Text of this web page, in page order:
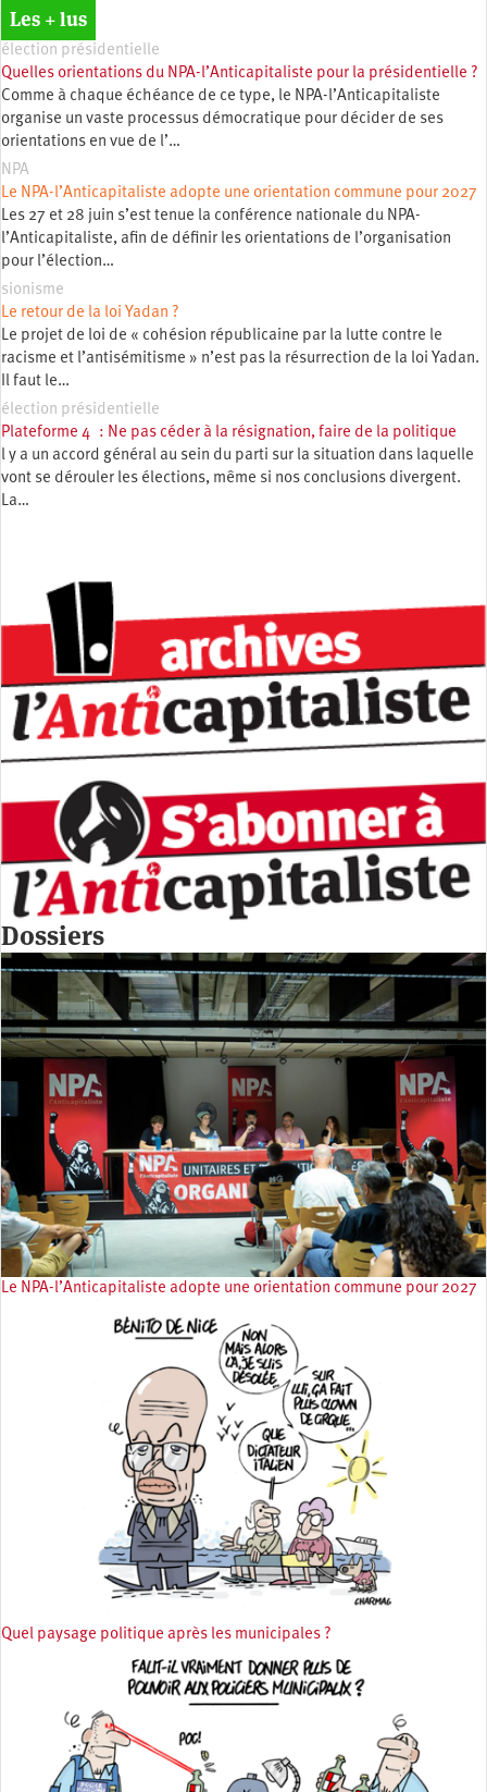
Les + lus
élection présidentielle
Quelles orientations du NPA-l’Anticapitaliste pour la présidentielle ?
Comme à chaque échéance de ce type, le NPA-l’Anticapitaliste
organise un vaste processus démocratique pour décider de ses
orientations en vue de l’…
NPA
Le NPA-l’Anticapitaliste adopte une orientation commune pour 2027
Les 27 et 28 juin s’est tenue la conférence nationale du NPA-
l’Anticapitaliste, afin de définir les orientations de l’organisation
pour l’élection…
sionisme
Le retour de la loi Yadan ?
Le projet de loi de « cohésion républicaine par la lutte contre le
racisme et l’antisémitisme » n’est pas la résurrection de la loi Yadan.
Il faut le…
élection présidentielle
Plateforme 4 : Ne pas céder à la résignation, faire de la politique
l y a un accord général au sein du parti sur la situation dans laquelle
vont se dérouler les élections, même si nos conclusions divergent.
La…
Dossiers
Le NPA-l’Anticapitaliste adopte une orientation commune pour 2027
Quel paysage politique après les municipales ?